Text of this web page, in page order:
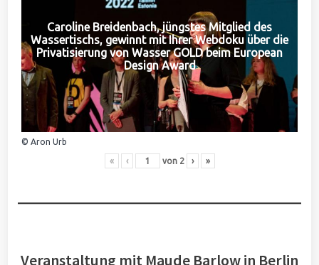
Caroline Breidenbach, jüngstes Mitglied des
Wassertischs, gewinnt mit Ihrer Webdoku über die
Privatisierung von Wasser GOLD beim European
Design Award
© Aron Urb
« ‹ von 2 › »
Veranstaltung mit Maude Barlow in Berlin